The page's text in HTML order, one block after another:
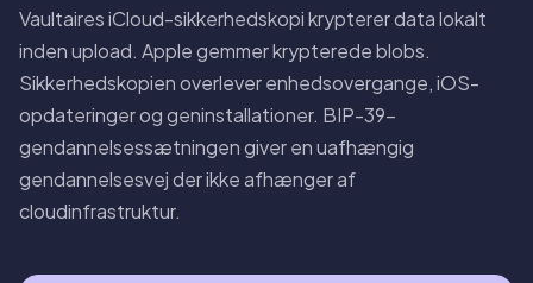
Vaultaires iCloud-sikkerhedskopi krypterer data lokalt
inden upload. Apple gemmer krypterede blobs.
Sikkerhedskopien overlever enhedsovergange, iOS-
opdateringer og geninstallationer. BIP-39-
gendannelsessætningen giver en uafhængig
gendannelsesvej der ikke afhænger af
cloudinfrastruktur.